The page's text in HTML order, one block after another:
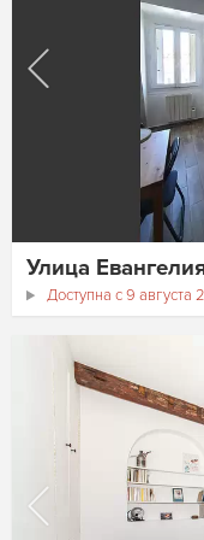
Улица
Доступна с 9 августа